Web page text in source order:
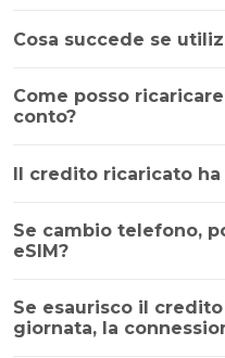
Cosa succede se
Come posso
conto?
Il credito ricaricato ha
Se cambio telefono,
eSIM?
Se esaurisco il
giornata, la